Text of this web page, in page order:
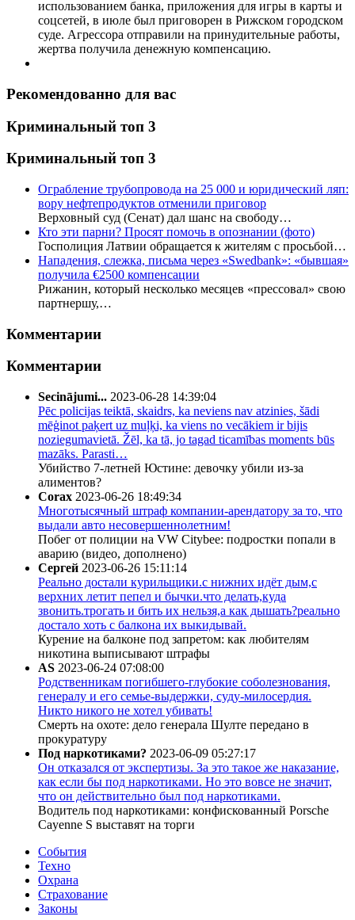
использованием банка, приложения для игры в карты и
соцсетей, в июле был приговорен в Рижском городском
суде. Агрессора отправили на принудительные работы,
жертва получила денежную компенсацию.
Рекомендованно для вас
Криминальный топ 3
Криминальный топ 3
Ограбление трубопровода на 25 000 и юридический ляп:
вору нефтепродуктов отменили приговор
Верховный суд (Сенат) дал шанс на свободу…
Кто эти парни? Просят помочь в опознании (фото)
Госполиция Латвии обращается к жителям с просьбой…
Нападения, слежка, письма через «Swedbank»: «бывшая»
получила €2500 компенсации
Рижанин, который несколько месяцев «прессовал» свою
партнершу,…
Комментарии
Комментарии
Secinājumi... 2023-06-28 14:39:04
Pēc policijas teiktā, skaidrs, ka neviens nav atzinies, šādi
mēģinot paķert uz muļķi, ka viens no vecākiem ir bijis
noziegumavietā. Žēl, ka tā, jo tagad ticamības moments būs
mazāks. Parasti…
Убийство 7-летней Юстине: девочку убили из-за
алиментов?
Corax 2023-06-26 18:49:34
Многотысячный штраф компании-арендатору за то, что
выдали авто несовершеннолетним!
Побег от полиции на VW Citybee: подростки попали в
аварию (видео, дополнено)
Сергей 2023-06-26 15:11:14
Реально достали курильщики.с нижних идёт дым,с
верхних летит пепел и бычки.что делать,куда
звонить.трогать и бить их нельзя,а как дышать?реально
достало хоть с балкона их выкидывай.
Курение на балконе под запретом: как любителям
никотина выписывают штрафы
AS 2023-06-24 07:08:00
Родственникам погибшего-глубокие соболезнования,
генералу и его семье-выдержки, суду-милосердия.
Никто никого не хотел убивать!
Смерть на охоте: дело генерала Шулте передано в
прокуратуру
Под наркотиками? 2023-06-09 05:27:17
Он отказался от экспертизы. За это такое же наказание,
как если бы под наркотиками. Но это вовсе не значит,
что он действительно был под наркотиками.
Водитель под наркотиками: конфискованный Porsche
Cayenne S выставят на торги
События
Техно
Охрана
Страхование
Законы